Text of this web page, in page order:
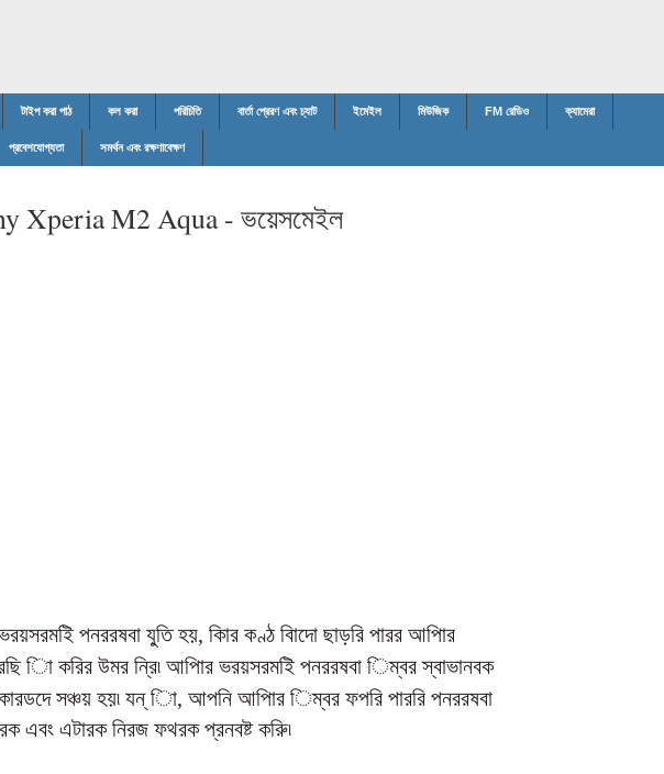
টাইপ করা পাঠ কল করা পরিচিতি বার্তা প্রেরণ এবং চ্যাট ইমেইল মিউজিক FM রেডিও ক্যামেরা
প্রবেশযোগ্যতা সমর্থন এবং রক্ষণাবেক্ষণ
Xperia M2 Aqua - ভয়েসমেইল
পনররষবা যু্তি হয়, কিার কণ্ঠ বািদো ছাড়রি পারর আপিার
িা করির উমর ন্রি৷ আপিার ভরয়সরমইি পনররষবা িম্বর স্বাভানবক
সঞ্চয় হয়৷ যন্ িা, আপনি আপিার িম্বর ফপরি পাররি পনররষবা
এবং এটারক নিরজ ফথরক প্রনবষ্ট করুি৷